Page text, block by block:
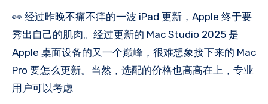
👀 经过昨晚不痛不痒的一波 iPad 更新，Apple 终于要
秀出自己的肌肉。经过更新的 Mac Studio 2025 是
Apple 桌面设备的又一个巅峰，很难想象接下来的 Mac
Pro 要怎么更新。当然，选配的价格也高高在上，专业
用户可以考虑